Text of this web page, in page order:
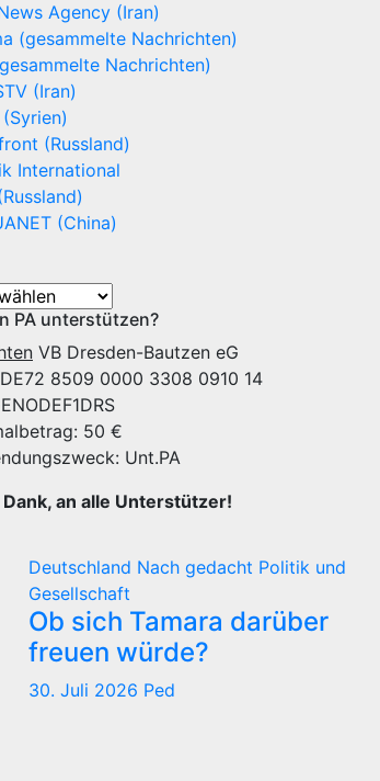
Agency (Iran)
(gesammelte Nachrichten)
Nachrichten)
(Iran)
(Russland)
International
(China)
PA unterstützen?
VB Dresden-Bautzen eG
8509 0000 3308 0910 14
50 €
Unt.PA
an alle Unterstützer!
Deutschland Nach gedacht Politik und
Gesellschaft
Ob sich Tamara darüber
freuen würde?
30. Juli 2026 Ped